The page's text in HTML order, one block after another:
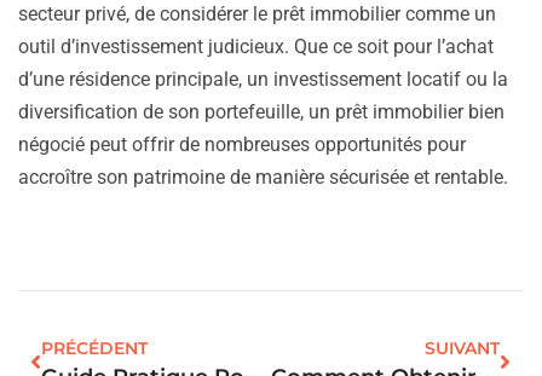
secteur privé, de considérer le prêt immobilier comme un
outil d’investissement judicieux. Que ce soit pour l’achat
d’une résidence principale, un investissement locatif ou la
diversification de son portefeuille, un prêt immobilier bien
négocié peut offrir de nombreuses opportunités pour
accroître son patrimoine de manière sécurisée et rentable.
PRÉCÉDENT SUIVANT